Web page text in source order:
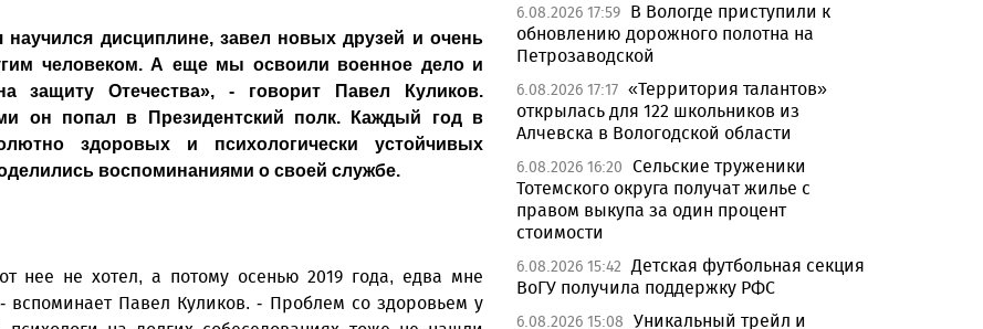
дисциплине, завел новых друзей и очень
человеком. А еще мы освоили военное дело и
защиту Отечества», - говорит Павел Куликов.
он попал в Президентский полк. Каждый год в
здоровых и психологически устойчивых
воспоминаниями о своей службе.
нее не хотел, а потому осенью 2019 года, едва мне
вспоминает Павел Куликов. - Проблем со здоровьем у
6.08.2026 17:59 В Вологде приступили к
обновлению дорожного полотна на
Петрозаводской
6.08.2026 17:17 «Территория талантов»
открылась для 122 школьников из
Алчевска в Вологодской области
6.08.2026 16:20 Сельские труженики
Тотемского округа получат жилье с
правом выкупа за один процент
стоимости
6.08.2026 15:42 Детская футбольная секция
ВоГУ получила поддержку РФС
6.08.2026 15:08 Уникальный трейл и